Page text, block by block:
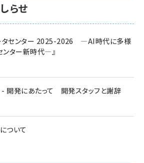
らせ
ータセンター 2025-2026 ―AI時代に多様
ンター新時代―』
開発にあたって 開発スタッフと謝辞
ついて